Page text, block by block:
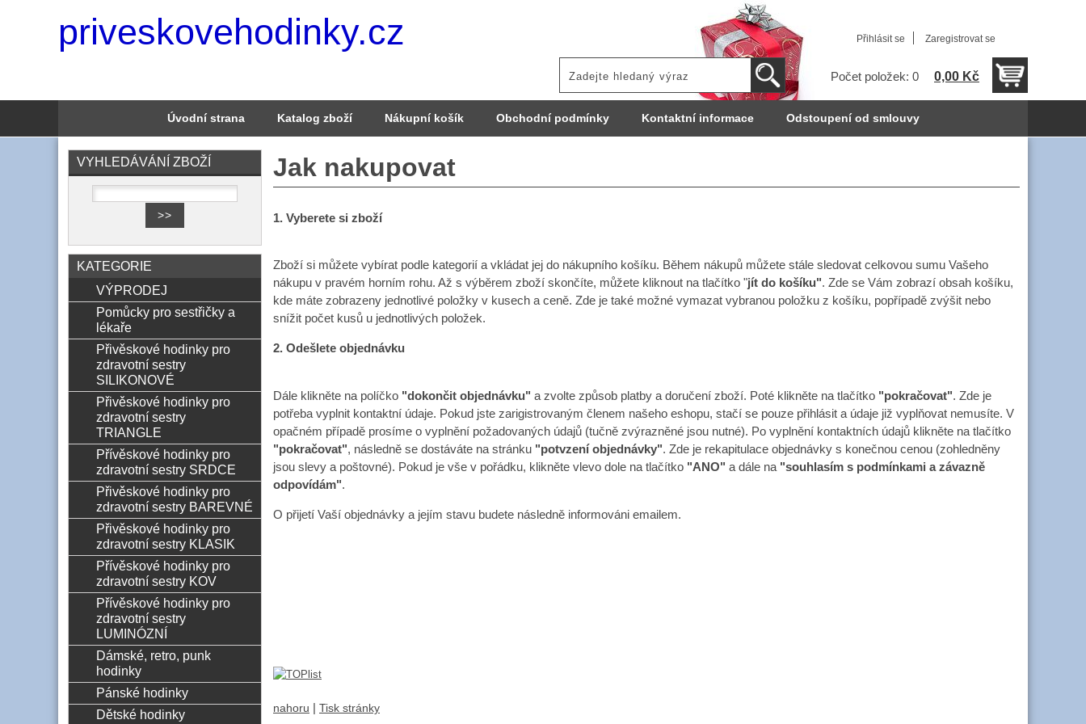
Přihlásit se Zaregistrovat se
Počet položek: 0 0,00 Kč
priveskovehodinky.cz
Úvodní strana Katalog zboží Nákupní košík Obchodní podmínky Kontaktní informace Odstoupení od smlouvy
Jak nakupovat
1. Vyberete si zboží
Zboží si můžete vybírat podle kategorií a vkládat jej do nákupního košíku. Během nákupů můžete stále sledovat celkovou sumu Vašeho
nákupu v pravém horním rohu. Až s výběrem zboží skončíte, můžete kliknout na tlačítko "jít do košíku". Zde se Vám zobrazí obsah košíku,
kde máte zobrazeny jednotlivé položky v kusech a ceně. Zde je také možné vymazat vybranou položku z košíku, popřípadě zvýšit nebo
snížit počet kusů u jednotlivých položek.
2. Odešlete objednávku
Dále klikněte na políčko "dokončit objednávku" a zvolte způsob platby a doručení zboží. Poté klikněte na tlačítko "pokračovat". Zde je
potřeba vyplnit kontaktní údaje. Pokud jste zarigistrovaným členem našeho eshopu, stačí se pouze přihlásit a údaje již vyplňovat nemusíte. V
opačném případě prosíme o vyplnění požadovaných údajů (tučně zvýrazněné jsou nutné). Po vyplnění kontaktních údajů klikněte na tlačítko
"pokračovat", následně se dostáváte na stránku "potvzení objednávky". Zde je rekapitulace objednávky s konečnou cenou (zohledněny
jsou slevy a poštovné). Pokud je vše v pořádku, klikněte vlevo dole na tlačítko "ANO" a dále na "souhlasím s podmínkami a závazně
odpovídám".
O přijetí Vaší objednávky a jejím stavu budete následně informováni emailem.
nahoru Tisk stránky
VYHLEDÁVÁNÍ ZBOŽÍ
KATEGORIE
VÝPRODEJ
Pomůcky pro sestřičky a
lékaře
Přivěskové hodinky pro
zdravotní sestry
SILIKONOVÉ
Přivěskové hodinky pro
zdravotní sestry
TRIANGLE
Přívěskové hodinky pro
zdravotní sestry SRDCE
Přivěskové hodinky pro
zdravotní sestry BAREVNÉ
Přivěskové hodinky pro
zdravotní sestry KLASIK
Přívěskové hodinky pro
zdravotní sestry KOV
Přívěskové hodinky pro
zdravotní sestry
LUMINÓZNÍ
Dámské, retro, punk
hodinky
Pánské hodinky
Dětské hodinky